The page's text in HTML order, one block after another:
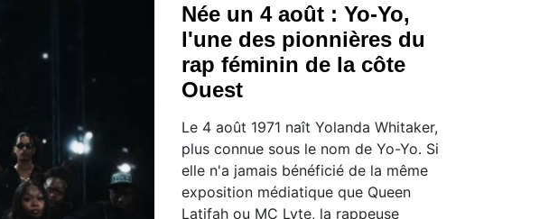
Née un 4 août : Yo-Yo,
l'une des pionnières du
rap féminin de la côte
Ouest
Le 4 août 1971 naît Yolanda Whitaker,
plus connue sous le nom de Yo-Yo. Si
elle n'a jamais bénéficié de la même
exposition médiatique que Queen
Latifah ou MC Lyte, la rappeuse